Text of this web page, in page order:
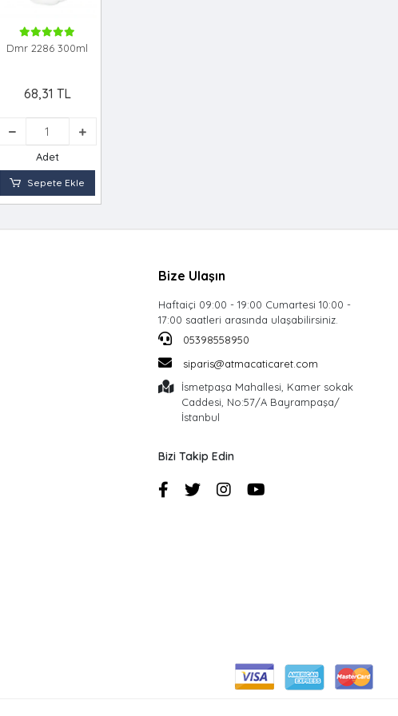
Dmr 2286 300ml
68,31 TL
Adet
Sepete Ekle
Bize Ulaşın
Haftaiçi 09:00 - 19:00 Cumartesi 10:00 -
17:00 saatleri arasında ulaşabilirsiniz.
05398558950
siparis@atmacaticaret.com
İsmetpaşa Mahallesi, Kamer sokak
Caddesi, No:57/A Bayrampaşa/
İstanbul
Bizi Takip Edin